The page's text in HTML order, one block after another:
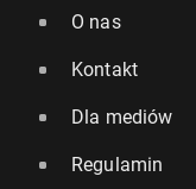
O nas
Kontakt
Dla mediów
Regulamin